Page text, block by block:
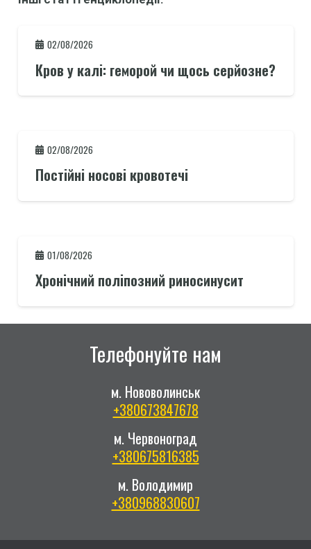
02/08/2026
Кров у калі: геморой чи щось серйозне?
02/08/2026
Постійні носові кровотечі
01/08/2026
Хронічний поліпозний риносинусит
Телефонуйте нам
м. Нововолинськ
+380673847678
м. Червоноград
+380675816385
м. Володимир
+380968830607